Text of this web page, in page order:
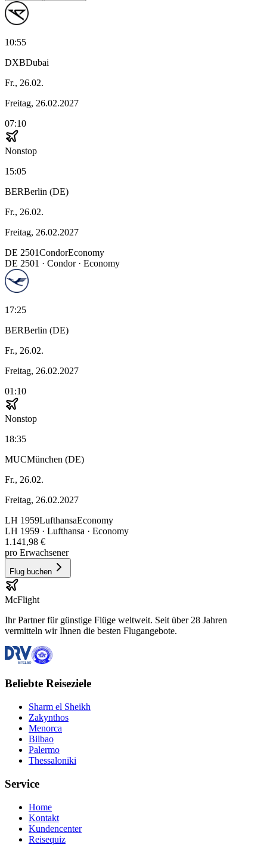
10:55
DXBDubai
Fr., 26.02.
Freitag, 26.02.2027
07:10
Nonstop
15:05
BERBerlin (DE)
Fr., 26.02.
Freitag, 26.02.2027
DE 2501CondorEconomy
DE 2501 · Condor· Economy
17:25
BERBerlin (DE)
Fr., 26.02.
Freitag, 26.02.2027
01:10
Nonstop
18:35
MUCMünchen (DE)
Fr., 26.02.
Freitag, 26.02.2027
LH 1959LufthansaEconomy
LH 1959 · Lufthansa · Economy
1.141,98 €
pro Erwachsener
Flug buchen
McFlight
Ihr Partner für günstige Flüge weltweit. Seit über 28 Jahren
vermitteln wir Ihnen die besten Flugangebote.
Beliebte Reiseziele
Sharm el Sheikh
Zakynthos
Menorca
Bilbao
Palermo
Thessaloniki
Service
Home
Kontakt
Kundencenter
Reisequiz